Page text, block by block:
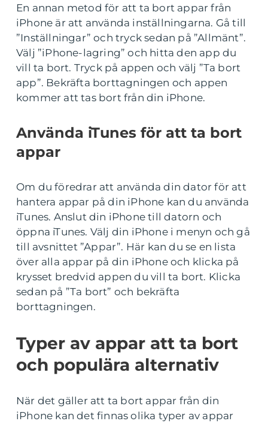
En annan metod för att ta bort appar från
iPhone är att använda inställningarna. Gå till
”Inställningar” och tryck sedan på ”Allmänt”.
Välj ”iPhone-lagring” och hitta den app du
vill ta bort. Tryck på appen och välj ”Ta bort
app”. Bekräfta borttagningen och appen
kommer att tas bort från din iPhone.
Använda iTunes för att ta bort
appar
Om du föredrar att använda din dator för att
hantera appar på din iPhone kan du använda
iTunes. Anslut din iPhone till datorn och
öppna iTunes. Välj din iPhone i menyn och gå
till avsnittet ”Appar”. Här kan du se en lista
över alla appar på din iPhone och klicka på
krysset bredvid appen du vill ta bort. Klicka
sedan på ”Ta bort” och bekräfta
borttagningen.
Typer av appar att ta bort
och populära alternativ
När det gäller att ta bort appar från din
iPhone kan det finnas olika typer av appar